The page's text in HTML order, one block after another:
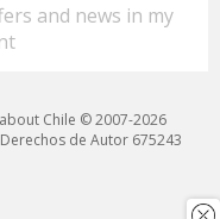
and news in my
Chile © 2007-2026
de Autor 675243